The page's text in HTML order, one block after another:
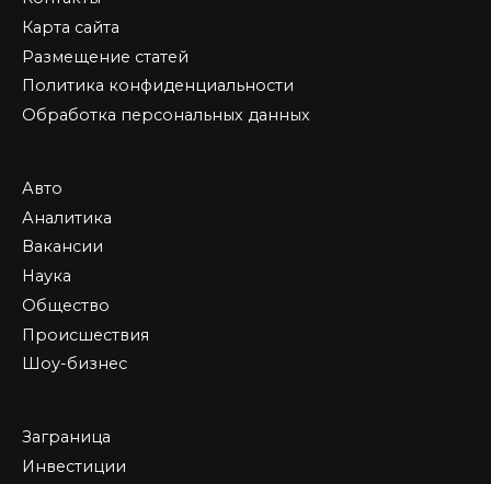
Карта сайта
Размещение статей
Политика конфиденциальности
Обработка персональных данных
Авто
Аналитика
Вакансии
Наука
Общество
Происшествия
Шоу-бизнес
Заграница
Инвестиции